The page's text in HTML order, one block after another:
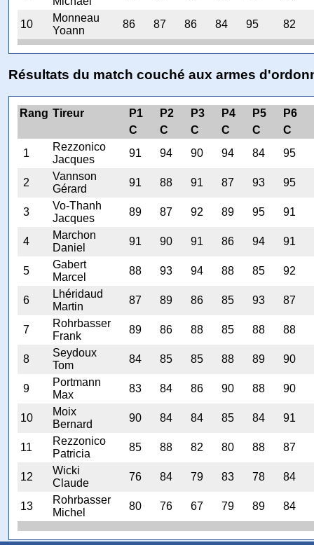
10
Monneau
Yoann
86 87 86 84 95 82
Résultats du match couché aux armes
Rang Tireur P1 P2 P3 P4 P5
P6
C
C C C C
C
1
Rezzonico
Jacques
91 94 90 94 84 95
2
Vannson
Gérard
91 88 91 87 93 95
3
Vo-Thanh
Jacques
89 87 92 89 95 91
4
Marchon
Daniel
91 90 91 86 94 91
5
Gabert
Marcel
88 93 94 88 85 92
6
Lhéridaud
Martin
87 89 86 85 93 87
7
Rohrbasser
Frank
89 86 88 85 88 88
8
Seydoux
Tom
84 85 85 88 89 90
9
Portmann
Max
83 84 86 90 88 90
10
Moix
Bernard
90 84 84 85 84 91
11
Rezzonico
Patricia
85 88 82 80 88 87
12
Wicki
Claude
76 84 79 83 78 84
13
Rohrbasser
Michel
80 76 67 79 89 84